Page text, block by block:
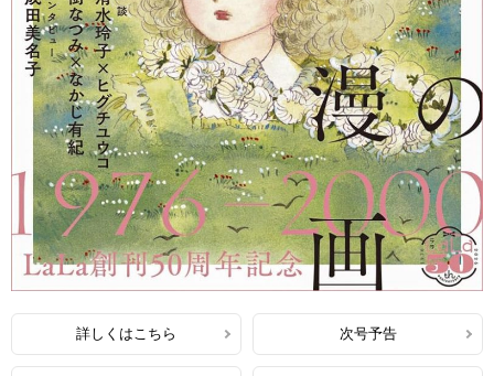
詳しくはこちら 次号予告